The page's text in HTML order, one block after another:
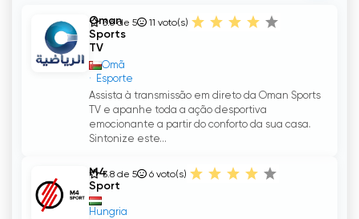
Oman
Sports
TV
Omã
Esporte
3.6 de 5 11 voto(s)
Assista à transmissão em direto da Oman Sports
TV e apanhe toda a ação desportiva
emocionante a partir do conforto da sua casa.
Sintonize este...
M4
Sport
Hungria
3.8 de 5 6 voto(s)